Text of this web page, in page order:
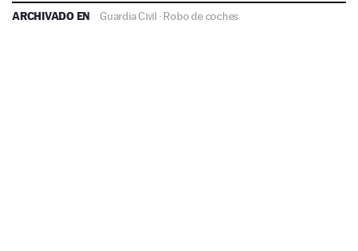
ARCHIVADO EN Guardia Civil ·Robo de coches